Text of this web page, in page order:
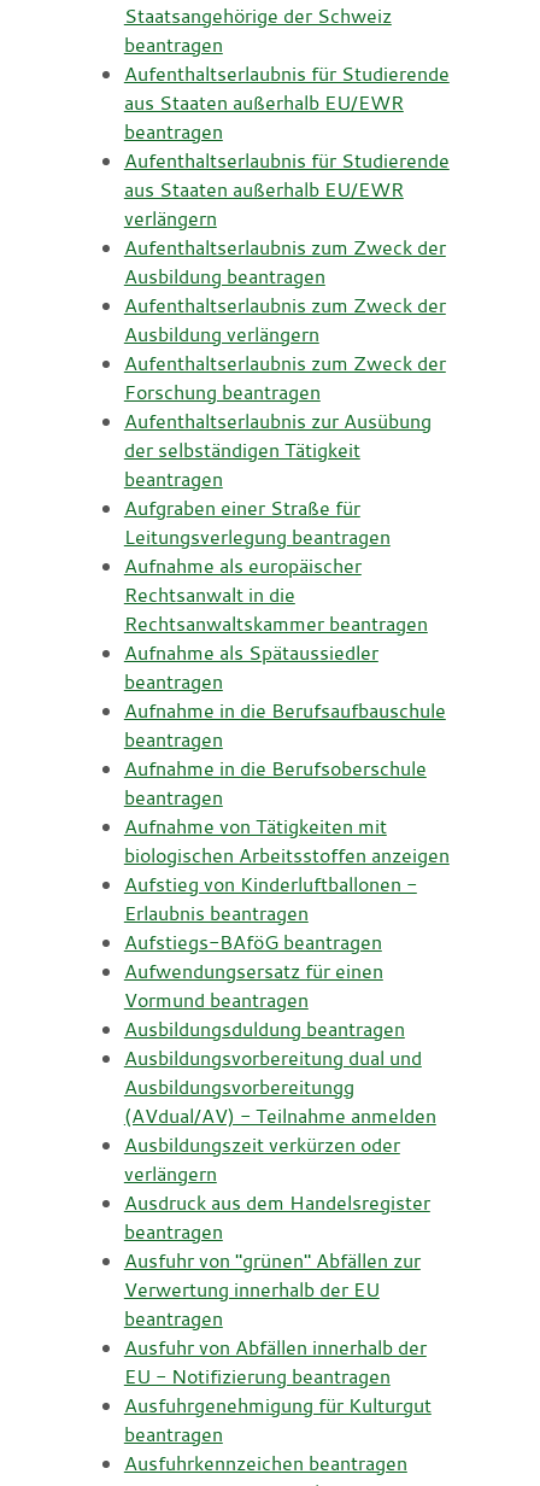
Staatsangehörige der Schweiz
beantragen
Aufenthaltserlaubnis für Studierende
aus Staaten außerhalb EU/EWR
beantragen
Aufenthaltserlaubnis für Studierende
aus Staaten außerhalb EU/EWR
verlängern
Aufenthaltserlaubnis zum Zweck der
Ausbildung beantragen
Aufenthaltserlaubnis zum Zweck der
Ausbildung verlängern
Aufenthaltserlaubnis zum Zweck der
Forschung beantragen
Aufenthaltserlaubnis zur Ausübung
der selbständigen Tätigkeit
beantragen
Aufgraben einer Straße für
Leitungsverlegung beantragen
Aufnahme als europäischer
Rechtsanwalt in die
Rechtsanwaltskammer beantragen
Aufnahme als Spätaussiedler
beantragen
Aufnahme in die Berufsaufbauschule
beantragen
Aufnahme in die Berufsoberschule
beantragen
Aufnahme von Tätigkeiten mit
biologischen Arbeitsstoffen anzeigen
Aufstieg von Kinderluftballonen -
Erlaubnis beantragen
Aufstiegs-BAföG beantragen
Aufwendungsersatz für einen
Vormund beantragen
Ausbildungsduldung beantragen
Ausbildungsvorbereitung dual und
Ausbildungsvorbereitungg
(AVdual/AV) - Teilnahme anmelden
Ausbildungszeit verkürzen oder
verlängern
Ausdruck aus dem Handelsregister
beantragen
Ausfuhr von "grünen" Abfällen zur
Verwertung innerhalb der EU
beantragen
Ausfuhr von Abfällen innerhalb der
EU - Notifizierung beantragen
Ausfuhrgenehmigung für Kulturgut
beantragen
Ausfuhrkennzeichen beantragen